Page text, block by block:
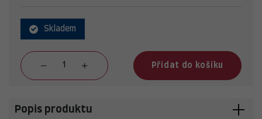
Skladem
Přidat do košíku
Popis produktu